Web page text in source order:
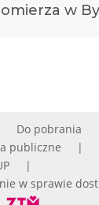
w
Do pobrania
publiczne
w sprawie